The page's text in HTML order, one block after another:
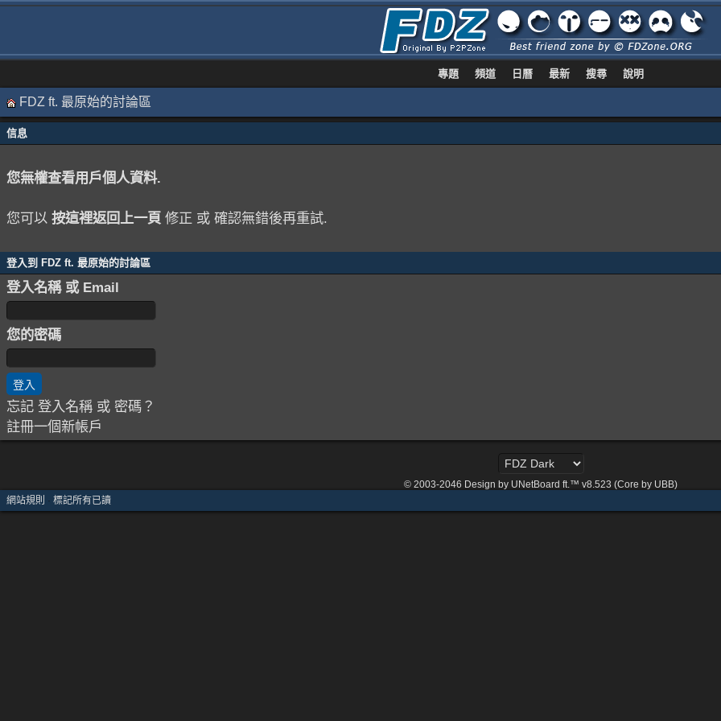
專題 頻道 日曆 最新 搜尋 說明
FDZ ft. 最原始的討論區
信息
您無權查看用戶個人資料.
您可以 按這裡返回上一頁 修正 或 確認無錯後再重試.
登入到 FDZ ft. 最原始的討論區
登入名稱 或 Email
您的密碼
忘記 登入名稱 或 密碼？
註冊一個新帳戶
© 2003-2046 Design by UNetBoard ft.™ v8.523 (Core by UBB)
網站規則 · 標記所有已讀